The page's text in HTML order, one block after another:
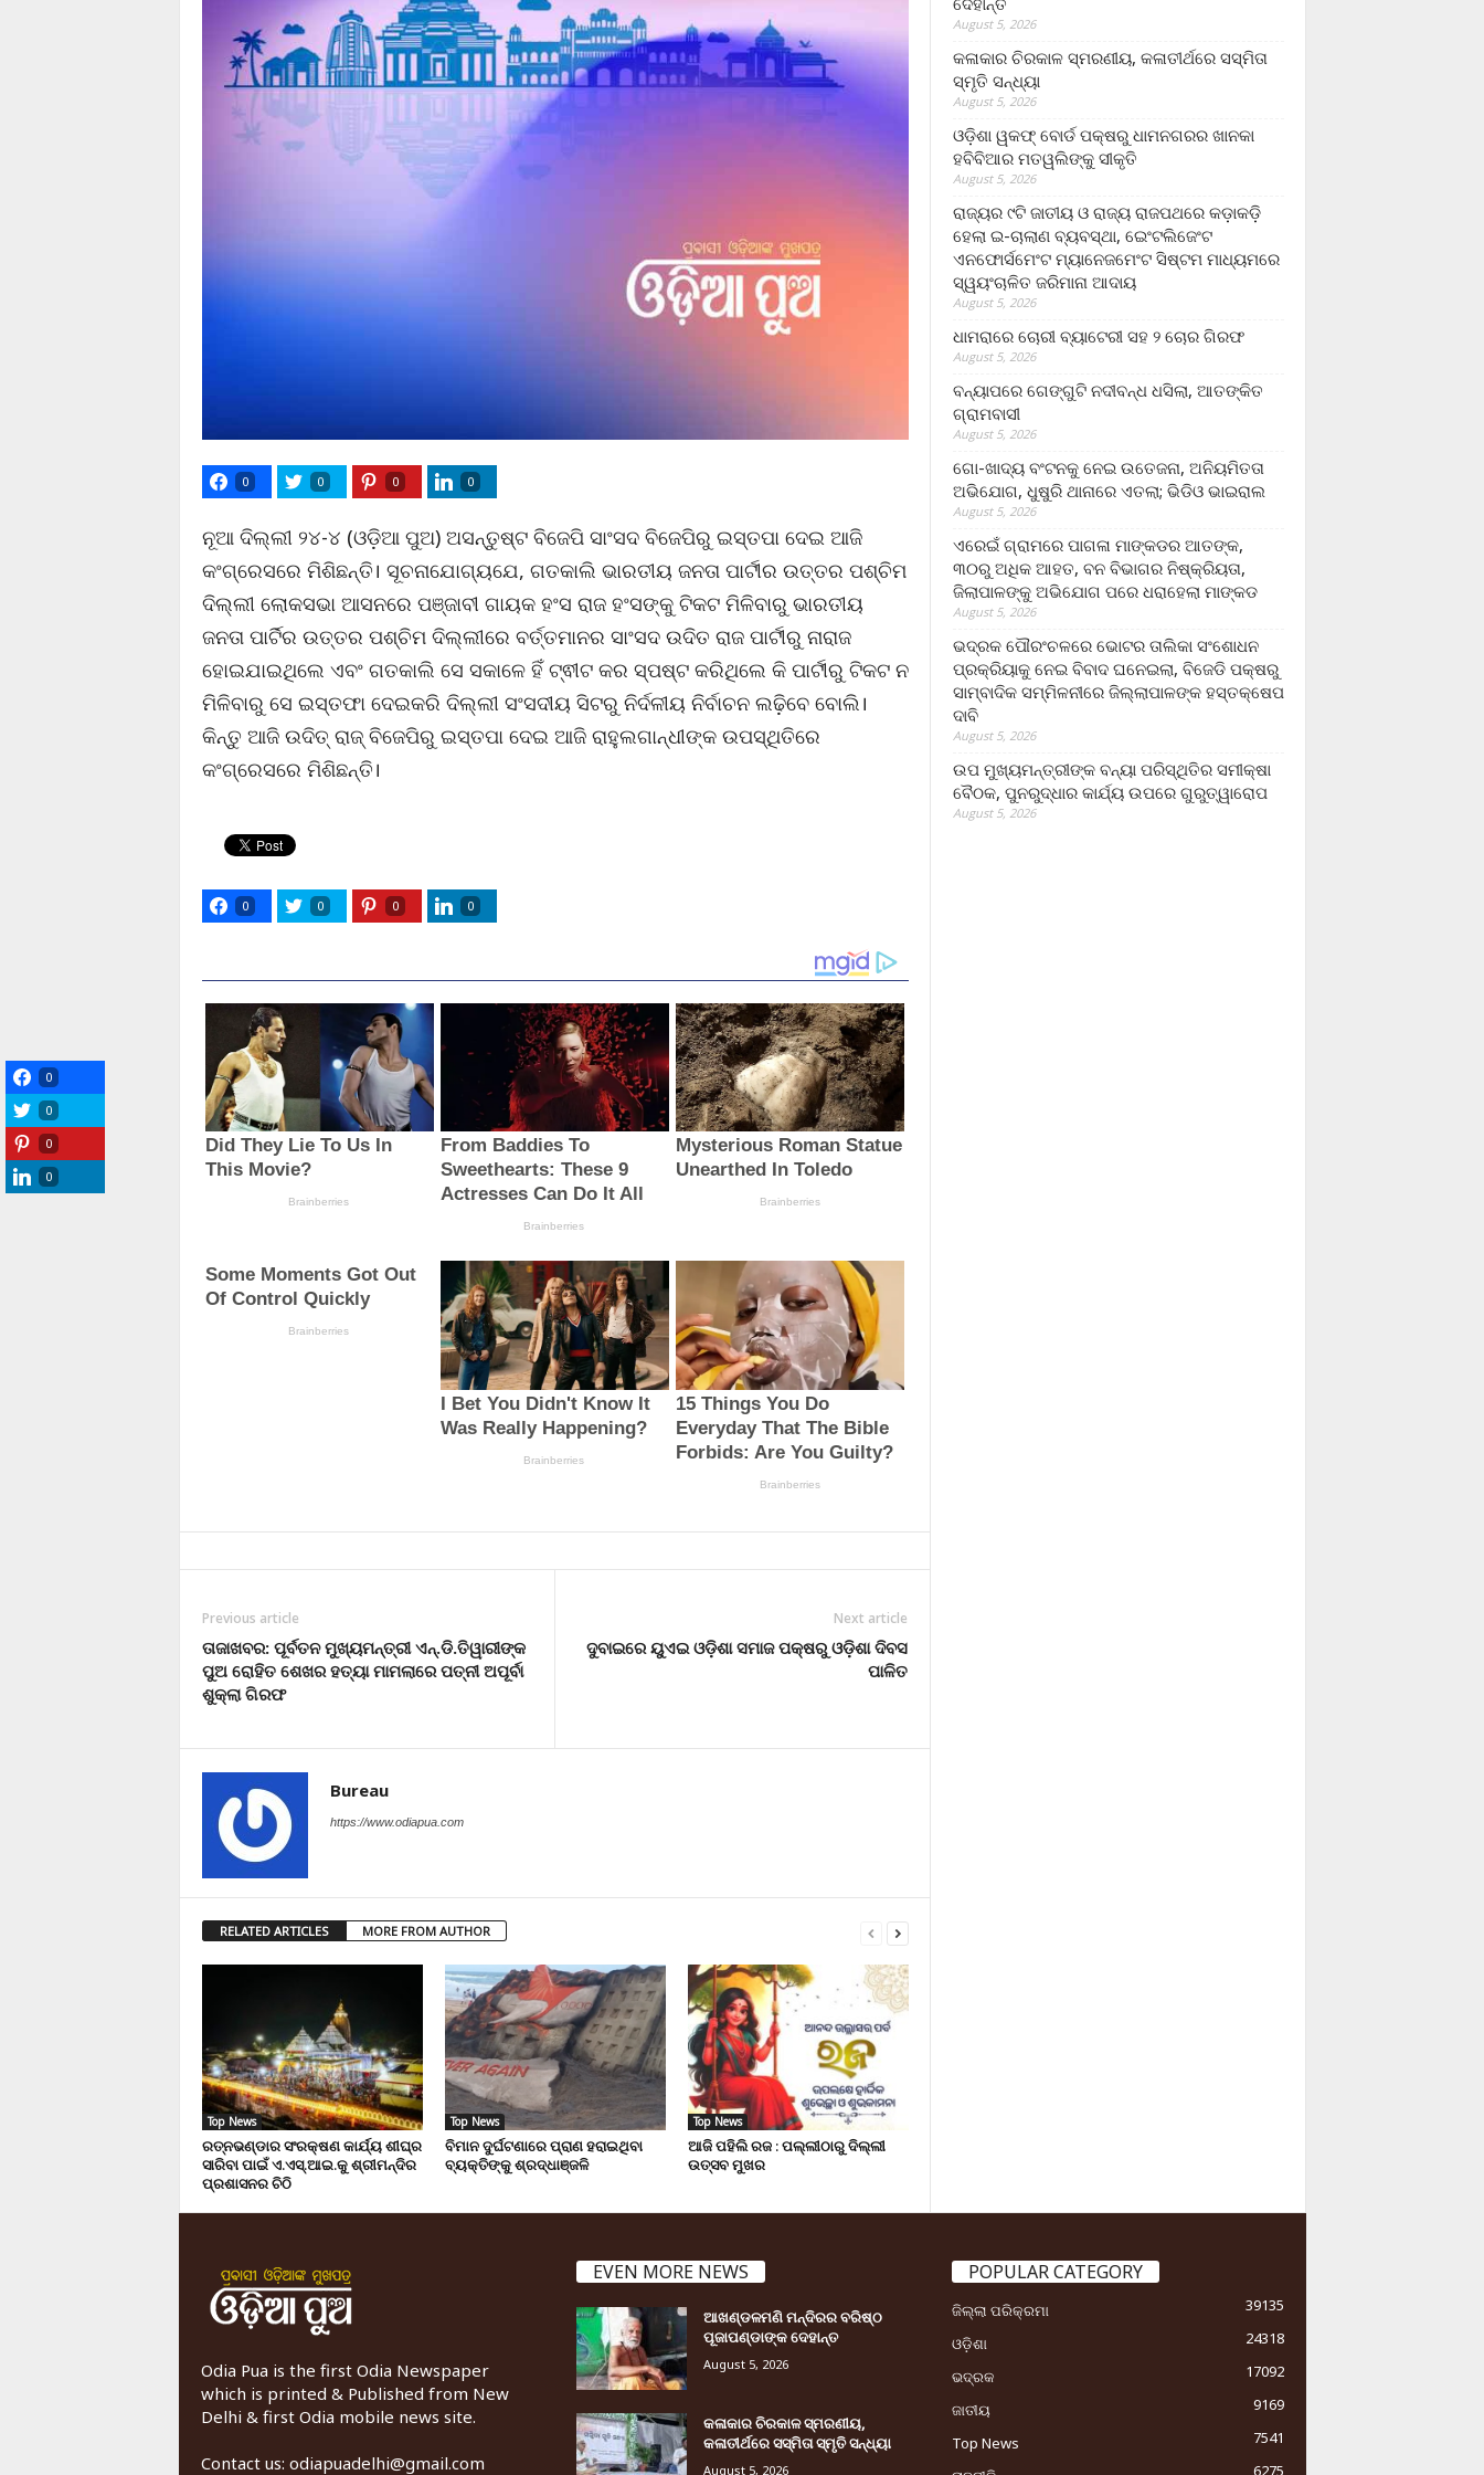
0 0 0 0
ନୂଆ ଦିଲ୍ଲୀ ୨୪-୪ (ଓଡ଼ିଆ ପୁଅ) ଅସନ୍ତୁଷ୍ଟ ବିଜେପି ସାଂସଦ ବିଜେପିରୁ ଇସ୍ତପା ଦେଇ ଆଜି
କଂଗ୍ରେସରେ ମିଶିଛନ୍ତି। ସୂଚନାଯୋଗ୍ୟଯେ, ଗତକାଲି ଭାରତୀୟ ଜନତା ପାର୍ଟୀର ଉତ୍ତର ପଶ୍ଚିମ
ଦିଲ୍ଲୀ ଲୋକସଭା ଆସନରେ ପଞ୍ଜାବୀ ଗାୟକ ହଂସ ରାଜ ହଂସଙ୍କୁ ଟିକଟ ମିଳିବାରୁ ଭାରତୀୟ
ଜନତା ପାର୍ଟିର ଉତ୍ତର ପଶ୍ଚିମ ଦିଲ୍ଲୀରେ ବର୍ତ୍ତମାନର ସାଂସଦ ଉଦିତ ରାଜ ପାର୍ଟୀରୁ ନାରାଜ
ହୋଇଯାଇଥିଲେ ଏବଂ ଗତକାଲି ସେ ସକାଳେ ହିଁ ଟ୍ଵୀଟ କର ସ୍ପଷ୍ଟ କରିଥିଲେ କି ପାର୍ଟୀରୁ ଟିକଟ ନ
ମିଳିବାରୁ ସେ ଇସ୍ତଫା ଦେଇକରି ଦିଲ୍ଲୀ ସଂସଦୀୟ ସିଟରୁ ନିର୍ଦଳୀୟ ନିର୍ବାଚନ ଲଢ଼ିବେ ବୋଲି।
କିନ୍ତୁ ଆଜି ଉଦିତ୍ ରାଜ୍ ବିଜେପିରୁ ଇସ୍ତପା ଦେଇ ଆଜି ରାହୁଲଗାନ୍ଧୀଙ୍କ ଉପସ୍ଥିତିରେ
କଂଗ୍ରେସରେ ମିଶିଛନ୍ତି।
0 0 0 0
Previous article
ତାଜାଖବର: ପୂର୍ବତନ ମୁଖ୍ୟମନ୍ତ୍ରୀ ଏନ୍.ଡି.ତିୱାରୀଙ୍କ
ପୁଅ ରୋହିତ ଶେଖର ହତ୍ୟା ମାମଲାରେ ପତ୍ନୀ ଅପୂର୍ବା
ଶୁକ୍ଲା ଗିରଫ
Next article
ଦୁବାଇରେ ୟୁଏଇ ଓଡ଼ିଶା ସମାଜ ପକ୍ଷରୁ ଓଡ଼ିଶା ଦିବସ
ପାଳିତ
Bureau
https://www.odiapua.com
RELATED ARTICLES MORE FROM AUTHOR
Top News
ରତ୍ନଭଣ୍ଡାର ସଂରକ୍ଷଣ କାର୍ଯ୍ୟ ଶୀଘ୍ର
ସାରିବା ପାଇଁ ଏ.ଏସ୍.ଆଇ.କୁ ଶ୍ରୀମନ୍ଦିର
ପ୍ରଶାସନର ଚିଠି
Top News
ବିମାନ ଦୁର୍ଘଟଣାରେ ପ୍ରାଣ ହରାଇଥିବା
ବ୍ୟକ୍ତିଙ୍କୁ ଶ୍ରଦ୍ଧାଞ୍ଜଳି
Top News
ଆଜି ପହିଲି ରଜ : ପଲ୍ଲୀଠାରୁ ଦିଲ୍ଲୀ
ଉତ୍ସବ ମୁଖର
August 5, 2026
କଳାକାର ଚିରକାଳ ସ୍ମରଣୀୟ, କଳାତୀର୍ଥରେ ସସ୍ମିତା
ସ୍ମୃତି ସନ୍ଧ୍ୟା
August 5, 2026
ଓଡ଼ିଶା ୱକଫ୍ ବୋର୍ଡ ପକ୍ଷରୁ ଧାମନଗରର ଖାନକା
ହବିବିଆର ମତୱଲିଙ୍କୁ ସୀକୃତି
August 5, 2026
ରାଜ୍ୟର ୯ଟି ଜାତୀୟ ଓ ରାଜ୍ୟ ରାଜପଥରେ କଡ଼ାକଡ଼ି
ହେଲା ଇ-ଚାଲାଣ ବ୍ୟବସ୍ଥା, ଇେଂଟଲିଜେଂଟ
ଏନଫୋର୍ସମେଂଟ ମ୍ୟାନେଜମେଂଟ ସିଷ୍ଟମ ମାଧ୍ୟମରେ
ସ୍ୱୟଂଚାଳିତ ଜରିମାନା ଆଦାୟ
August 5, 2026
ଧାମରାରେ ଚୋରୀ ବ୍ୟାଟେରୀ ସହ ୨ ଚୋର ଗିରଫ
August 5, 2026
ବନ୍ୟାପରେ ଗେଙ୍ଗୁଟି ନଦୀବନ୍ଧ ଧସିଲା, ଆତଙ୍କିତ
ଗ୍ରାମବାସୀ
August 5, 2026
ଗୋ-ଖାଦ୍ୟ ବଂଟନକୁ ନେଇ ଉତେଜନା, ଅନିୟମିତତା
ଅଭିଯୋଗ, ଧୁଷୁରି ଥାନାରେ ଏତଲା; ଭିଡିଓ ଭାଇରାଲ
August 5, 2026
ଏରେଇଁ ଗ୍ରାମରେ ପାଗଳା ମାଙ୍କଡର ଆତଙ୍କ,
୩୦ରୁ ଅଧିକ ଆହତ, ବନ ବିଭାଗର ନିଷ୍କ୍ରିୟତା,
ଜିଲାପାଳଙ୍କୁ ଅଭିଯୋଗ ପରେ ଧରାହେଲା ମାଙ୍କଡ
August 5, 2026
ଭଦ୍ରକ ପୌରଂଚଳରେ ଭୋଟର ତାଲିକା ସଂଶୋଧନ
ପ୍ରକ୍ରିୟାକୁ ନେଇ ବିବାଦ ଘନେଇଲା, ବିଜେଡି ପକ୍ଷରୁ
ସାମ୍ବାଦିକ ସମ୍ମିଳନୀରେ ଜିଲ୍ଲାପାଳଙ୍କ ହସ୍ତକ୍ଷେପ
ଦାବି
August 5, 2026
ଉପ ମୁଖ୍ୟମନ୍ତ୍ରୀଙ୍କ ବନ୍ୟା ପରିସ୍ଥିତିର ସମୀକ୍ଷା
ବୈଠକ, ପୁନରୁଦ୍ଧାର କାର୍ଯ୍ୟ ଉପରେ ଗୁରୁତ୍ୱାରୋପ
August 5, 2026
Odia Pua is the first Odia Newspaper
which is printed & Published from New
Delhi & first Odia mobile news site.
Contact us: odiapuadelhi@gmail.com
EVEN MORE NEWS
ଆଖଣ୍ଡଳମଣି ମନ୍ଦିରର ବରିଷ୍ଠ
ପୂଜାପଣ୍ଡାଙ୍କ ଦେହାନ୍ତ
August 5, 2026
କଳାକାର ଚିରକାଳ ସ୍ମରଣୀୟ,
କଳାତୀର୍ଥରେ ସସ୍ମିତା ସ୍ମୃତି ସନ୍ଧ୍ୟା
August 5, 2026
POPULAR CATEGORY
ଜିଲ୍ଲା ପରିକ୍ରମା
39135
ଓଡ଼ିଶା
24318
ଭଦ୍ରକ
17092
ଜାତୀୟ
9169
Top News
7541
6275
0
0
0
0